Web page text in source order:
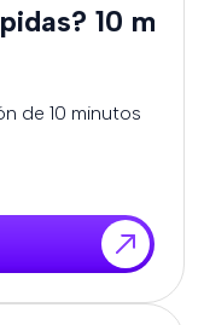
10
de 10 minutos